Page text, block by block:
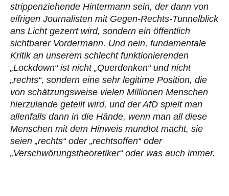
strippenziehende Hintermann sein, der dann von
eifrigen Journalisten mit Gegen-Rechts-Tunnelblick
ans Licht gezerrt wird, sondern ein öffentlich
sichtbarer Vordermann. Und nein, fundamentale
Kritik an unserem schlecht funktionierenden
„Lockdown“ ist nicht „Querdenken“ und nicht
„rechts“, sondern eine sehr legitime Position, die
von schätzungsweise vielen Millionen Menschen
hierzulande geteilt wird, und der AfD spielt man
allenfalls dann in die Hände, wenn man all diese
Menschen mit dem Hinweis mundtot macht, sie
seien „rechts“ oder „rechtsoffen“ oder
„Verschwörungstheoretiker“ oder was auch immer.